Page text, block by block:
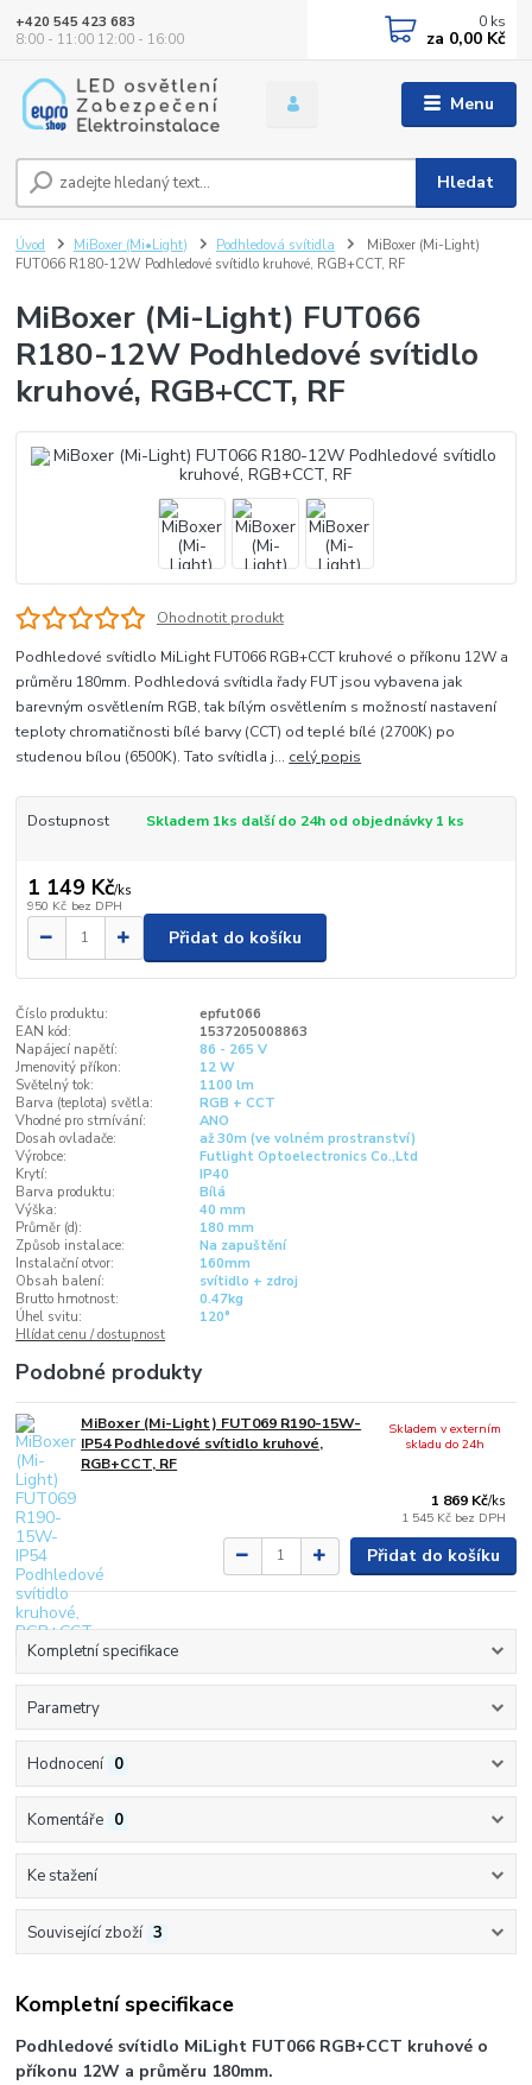
Menu
Hledat
+420 545 423 683
8:00 - 11:00 12:00 - 16:00
0 ks
za 0,00 Kč
Úvod MiBoxer (Mi•Light) Podhledová svítidla
MiBoxer (Mi-Light)
FUT066 R180-12W Podhledové svítidlo kruhové, RGB+CCT, RF
MiBoxer (Mi-Light) FUT066
R180-12W Podhledové svítidlo
kruhové, RGB+CCT, RF
Ohodnotit produkt
Podhledové svítidlo MiLight FUT066 RGB+CCT kruhové o příkonu 12W a
průměru 180mm. Podhledová svítidla řady FUT jsou vybavena jak
barevným osvětlením RGB, tak bílým osvětlením s možností nastavení
teploty chromatičnosti bílé barvy (CCT) od teplé bílé (2700K) po
studenou bílou (6500K). Tato svítidla j... celý popis
Dostupnost Skladem 1ks další do 24h od objednávky 1 ks
1 149 Kč/ks
950 Kč bez DPH
Přidat do košíku
Číslo produktu:
epfut066
EAN kód:
1537205008863
Napájecí napětí:
86 - 265 V
Jmenovitý příkon:
12 W
Světelný tok:
1100 lm
Barva (teplota) světla:
RGB + CCT
Vhodné pro stmívání:
ANO
Dosah ovladače:
až 30m (ve volném prostranství)
Výrobce:
Futlight Optoelectronics Co.,Ltd
Krytí:
IP40
Barva produktu:
Bílá
Výška:
40 mm
Průměr (d):
180 mm
Způsob instalace:
Na zapuštění
Instalační otvor:
160mm
Obsah balení:
svítidlo + zdroj
Brutto hmotnost:
0.47kg
Úhel svitu:
120°
Hlídat cenu / dostupnost
Podobné produkty
MiBoxer (Mi-Light) FUT069 R190-15W-
IP54 Podhledové svítidlo kruhové,
RGB+CCT, RF
1 869 Kč/ks
1 545 Kč bez DPH
Skladem v externím
skladu do 24h
Přidat do košíku
Kompletní specifikace
Parametry
Hodnocení 0
Komentáře 0
Ke stažení
Související zboží 3
Kompletní specifikace
Podhledové svítidlo MiLight FUT066 RGB+CCT kruhové o
příkonu 12W a průměru 180mm.